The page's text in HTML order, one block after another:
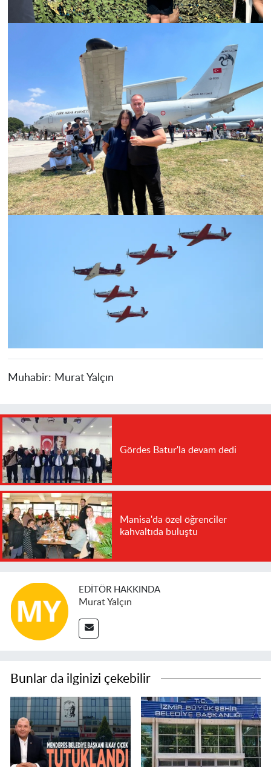
Muhabir: Murat Yalçın
Gördes Batur'la devam dedi
Manisa'da özel öğrenciler
kahvaltıda buluştu
EDITÖR HAKKINDA
Murat Yalçın
Bunlar da ilginizi çekebilir